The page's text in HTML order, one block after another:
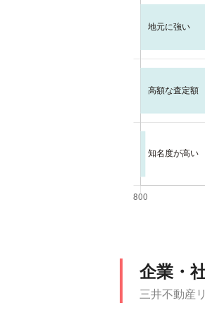
企業・
三井不動産